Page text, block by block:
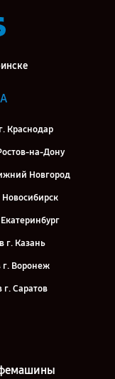
Краснодар
на-Дону
Новгород
Новосибирск
г. Казань
г. Воронеж
г. Саратов
г. Москва